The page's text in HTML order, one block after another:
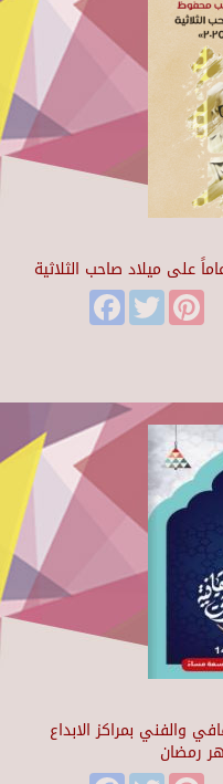
FacebookTwitter
والفني بمراكز الابداع
رمضان